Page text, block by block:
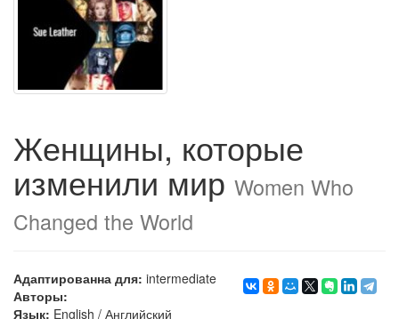
Женщины, которые
изменили мир Women Who
Changed the World
Адаптированна для: intermediate
Авторы:
Язык: English / Английский